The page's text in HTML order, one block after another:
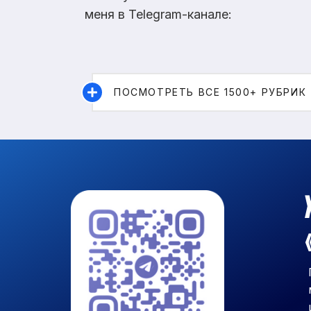
меня в Telegram-канале:
ПОСМОТРЕТЬ ВСЕ 1500+ РУБРИК